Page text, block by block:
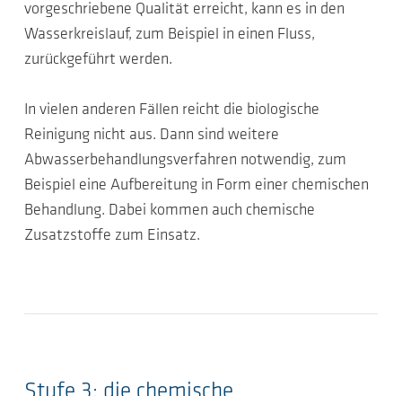
vorgeschriebene Qualität erreicht, kann es in den
Wasserkreislauf, zum Beispiel in einen Fluss,
zurückgeführt werden.
In vielen anderen Fällen reicht die biologische
Reinigung nicht aus. Dann sind weitere
Abwasserbehandlungsverfahren notwendig, zum
Beispiel eine Aufbereitung in Form einer chemischen
Behandlung. Dabei kommen auch chemische
Zusatzstoffe zum Einsatz.